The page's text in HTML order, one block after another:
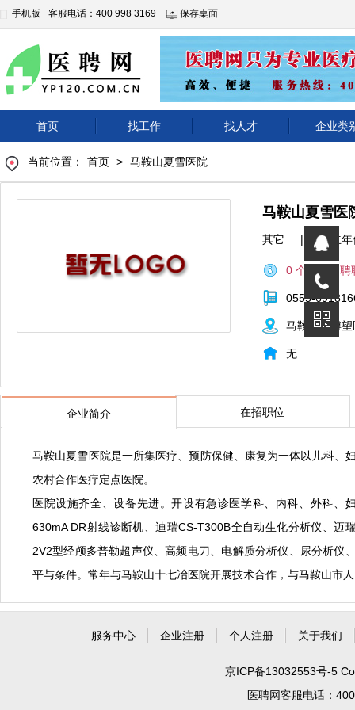
手机版 客服电话：400 998 3169 保存桌面
首页 找工作 找人才 企业类
当前位置： 首页 > 马鞍山夏雪医院
马鞍山夏雪医
其它 | 成立
0 个正在招聘
0555-
马鞍山市博
无
企业简介 在招职位
马鞍山夏雪医院是一所集医疗、预防保健、康复为一体以儿科
农村合作医疗定点医院。
医院设施齐全、设备先进。开设有急诊医学科、内科、外科
630mA DR射线诊断机、迪瑞CS-T300B全自动生化分析仪、
2V2型经颅多普勒超声仪、高频电刀、电解质分析仪、尿分析
平与条件。常年与马鞍山十七冶医院开展技术合作，与马鞍山市
服务中心 企业注册 个人注册 关于我们
京ICP备13032553号-5
医聘网客服电话：